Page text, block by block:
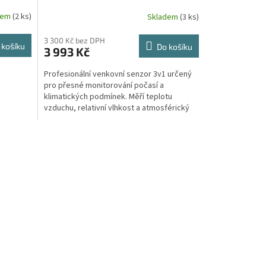
(2 ks)
košíku
Skladem (3 ks)
3 300 Kč bez DPH
3 993 Kč Do košíku
Profesionální venkovní senzor 3v1 určený
pro přesné monitorování počasí a
klimatických podmínek. Měří teplotu
vzduchu, relativní vlhkost a atmosférický